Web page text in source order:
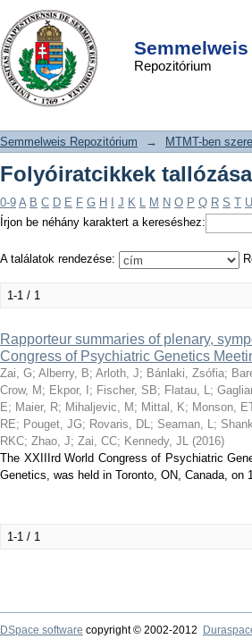
Repozitórium
Folyóiratcikkek
szerint "Labrie, V"
DSpace/Manakin Repository
Semmelweis Repozitórium → MTMT-ben
Folyóiratcikkek
0-9 A B C D E F G H J K L M N O P Q R S T U
Írjon be néhány karaktert a kereséshez:
A találatok rendezése:
1-1 / 1
Rapporteur summaries of plenary,
Congress of Psychiatric Genetics
Zai, G; Alberry, B; Arloth, J; Bánlaki, Zsófia;
Crow, M ; Ekpor, I ; Fischer, SB; Flatau, L;
E; Maier, R; Mihaljevic, M ; Mittal, K; Monson,
RE; Pouget, JG; Rovaris, DL; Seaman, L;
RKC; Zhao, J; Zai, CC; Kennedy, JL (2016)
The XXIIIrd World Congress of Psychiatric
Genetics, was held in Toronto, ON, Canada,
1-1 / 1
DSpace software copyright © 2002-2012